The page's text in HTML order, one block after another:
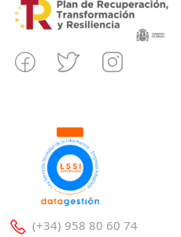
(+34) 958 80 60 74